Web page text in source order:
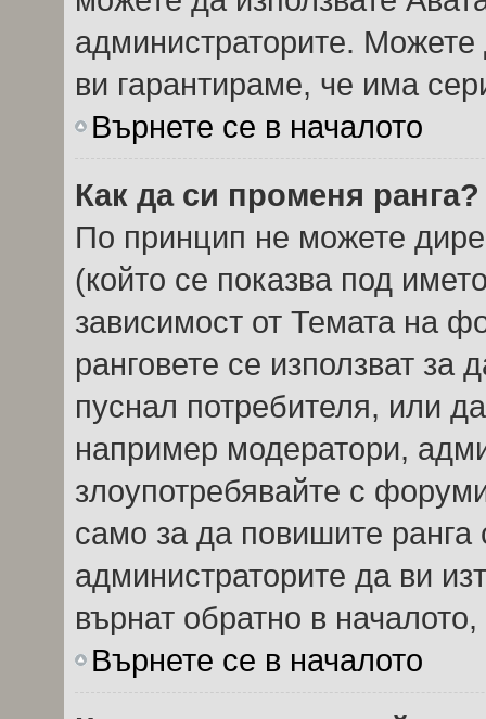
администраторите. Можете
ви гарантираме, че има
Върнете се в началото
Как да си променя ранга?
По принцип не можете
(който се показва под
зависимост от Темата на
ранговете се използват
пуснал потребителя, или
например модератори,
злоупотребявайте с
само за да повишите ранга
администраторите да ви
върнат обратно в
Върнете се в началото